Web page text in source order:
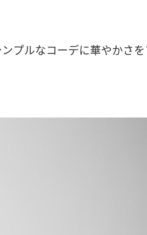
プルなコーデに華やかさ